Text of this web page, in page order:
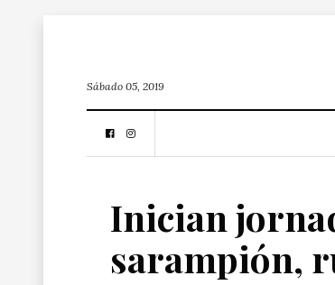
Sábado 05, 2019
Inician
sarampión,